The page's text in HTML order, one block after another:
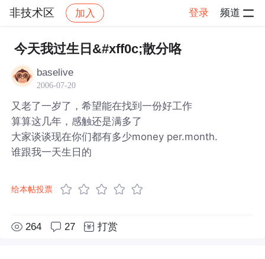
非技术区 加入 登录 频道
社区 非技术区 帖子详情
今天我过生日&#xff0c;散分咯
baselive
2006-07-20
又老了一岁了，希望能在找到一份好工作
算算这几年，感触还是满多了
大家谈谈现在你们都有多少money per.month.
谁跟我一天生日的
给本帖投票
264 27 打赏